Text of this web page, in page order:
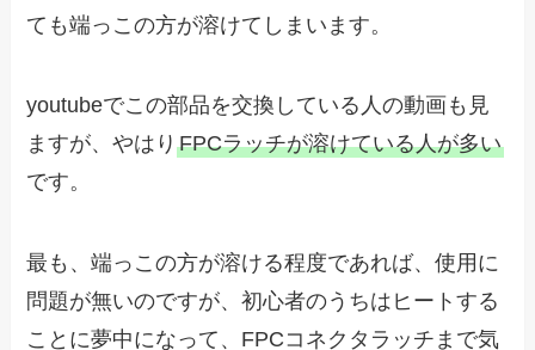
ても端っこの方が溶けてしまいます。
youtubeでこの部品を交換している人の動画も見
ますが、やはりFPCラッチが溶けている人が多い
です。
最も、端っこの方が溶ける程度であれば、使用に
問題が無いのですが、初心者のうちはヒートする
ことに夢中になって、FPCコネクタラッチまで気